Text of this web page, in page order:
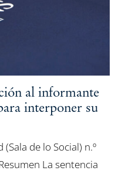
al informante
interponer su
de lo Social) n.º
La sentencia